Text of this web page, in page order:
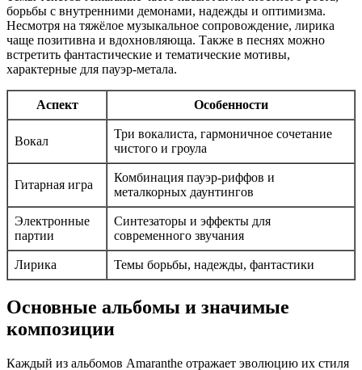
борьбы с внутренними демонами, надежды и оптимизма.
Несмотря на тяжёлое музыкальное сопровождение, лирика
чаще позитивна и вдохновляюща. Также в песнях можно
встретить фантастические и тематические мотивы,
характерные для пауэр-метала.
Аспект Особенности
Вокал
Три вокалиста, гармоничное сочетание
чистого и гроула
Гитарная игра
Комбинация пауэр-риффов и
металкорных даунтингов
Электронные
партии
Синтезаторы и эффекты для
современного звучания
Лирика Темы борьбы, надежды, фантастики
Основные альбомы и значимые
композиции
Каждый из альбомов Amaranthe отражает эволюцию их стиля